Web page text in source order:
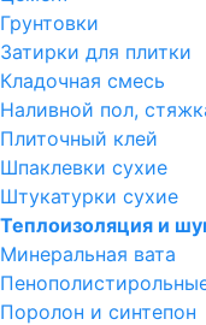
Грунтовки
Затирки для плитки
Кладочная смесь
Наливной пол,
Плиточный клей
Шпаклевки сухие
Штукатурки сухие
Теплоизоляция и
Минеральная вата
Поролон и синтепон